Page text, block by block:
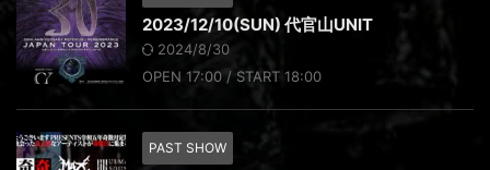
2023/12/10(SUN) 代官山UNIT
2024/8/30
OPEN 17:00 / START 18:00
PAST SHOW